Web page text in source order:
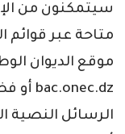
سيتمكنون من
متاحة عبر قوائم
موقع الديوان